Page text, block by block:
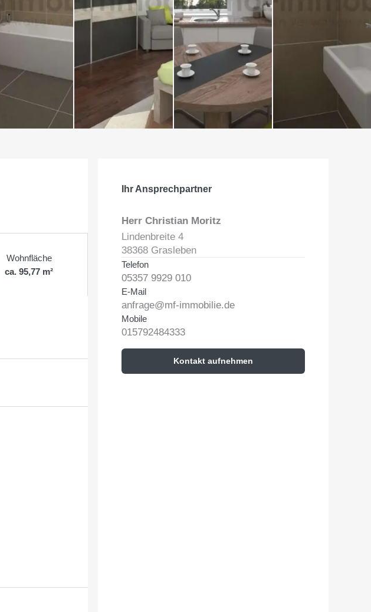
Wohnfläche
ca. 95,77 m²
Ihr Ansprechpartner
Herr Christian Moritz
Lindenbreite 4
38368 Grasleben
Telefon
05357 9929 010
E-Mail
anfrage@mf-immobilie.de
Mobile
015792484333
Kontakt aufnehmen